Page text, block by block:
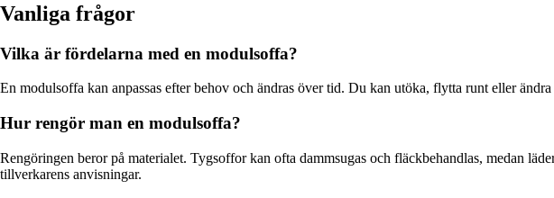
Vanliga frågor
Vilka är fördelarna med en modulsoffa?
En modulsoffa kan anpassas efter behov och ändras över tid. Du kan utöka, flytta runt eller
Hur rengör man en modulsoffa?
Rengöringen beror på materialet. Tygsoffor kan ofta dammsugas och fläckbehandlas, medan
tillverkarens anvisningar.